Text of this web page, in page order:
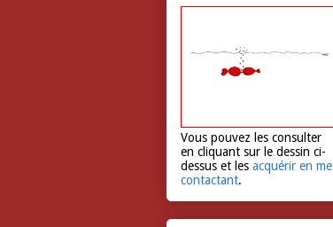
Vous pouvez les consulter
en cliquant sur le dessin ci-
dessus et les acquérir en me
contactant.